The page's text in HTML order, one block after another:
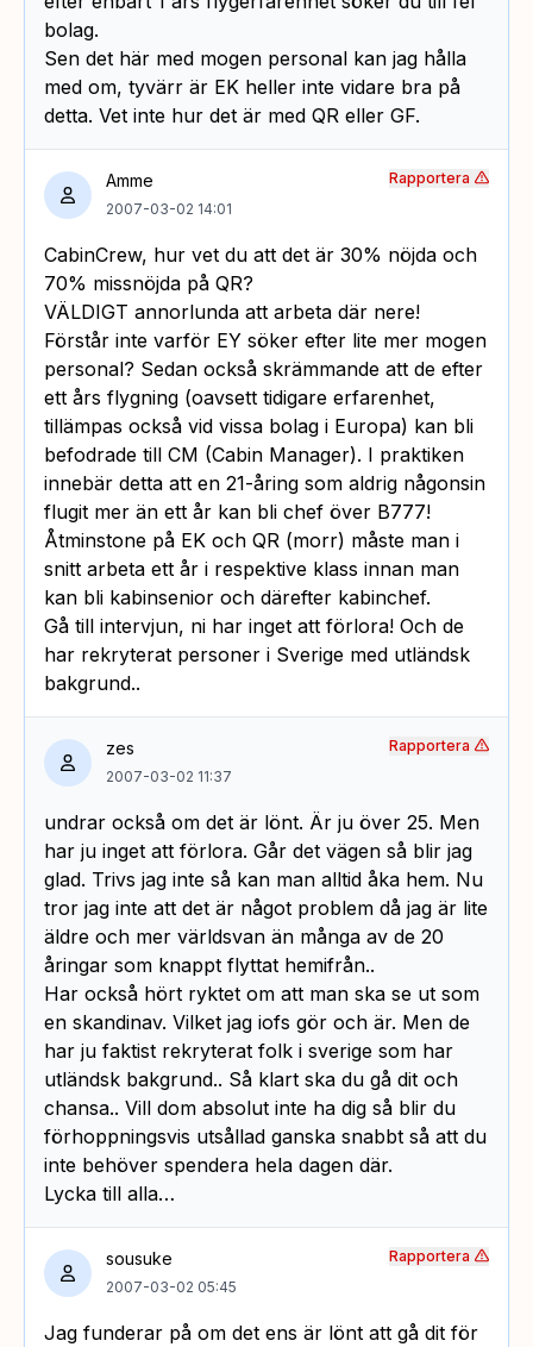
bolag.
Sen det här med mogen personal kan jag hålla
med om, tyvärr är EK heller inte vidare bra på
detta. Vet inte hur det är med QR eller GF.
Amme
2007-03-02 14:01
CabinCrew, hur vet du att det är 30% nöjda och
70% missnöjda på QR?
VÄLDIGT annorlunda att arbeta där nere!
Förstår inte varför EY söker efter lite mer mogen
personal? Sedan också skrämmande att de efter
ett års flygning (oavsett tidigare erfarenhet,
tillämpas också vid vissa bolag i Europa) kan bli
befodrade till CM (Cabin Manager). I praktiken
innebär detta att en 21-åring som aldrig någonsin
flugit mer än ett år kan bli chef över B777!
Åtminstone på EK och QR (morr) måste man i
snitt arbeta ett år i respektive klass innan man
kan bli kabinsenior och därefter kabinchef.
Gå till intervjun, ni har inget att förlora! Och de
har rekryterat personer i Sverige med utländsk
bakgrund..
Rapportera
zes
2007-03-02 11:37
undrar också om det är lönt. Är ju över 25. Men
har ju inget att förlora. Går det vägen så blir jag
glad. Trivs jag inte så kan man alltid åka hem. Nu
tror jag inte att det är något problem då jag är lite
äldre och mer världsvan än många av de 20
åringar som knappt flyttat hemifrån..
Har också hört ryktet om att man ska se ut som
en skandinav. Vilket jag iofs gör och är. Men de
har ju faktist rekryterat folk i sverige som har
utländsk bakgrund.. Så klart ska du gå dit och
chansa.. Vill dom absolut inte ha dig så blir du
förhoppningsvis utsållad ganska snabbt så att du
inte behöver spendera hela dagen där.
Lycka till alla…
Rapportera
sousuke
2007-03-02 05:45
Jag funderar på om det ens är lönt att gå dit för
Rapportera